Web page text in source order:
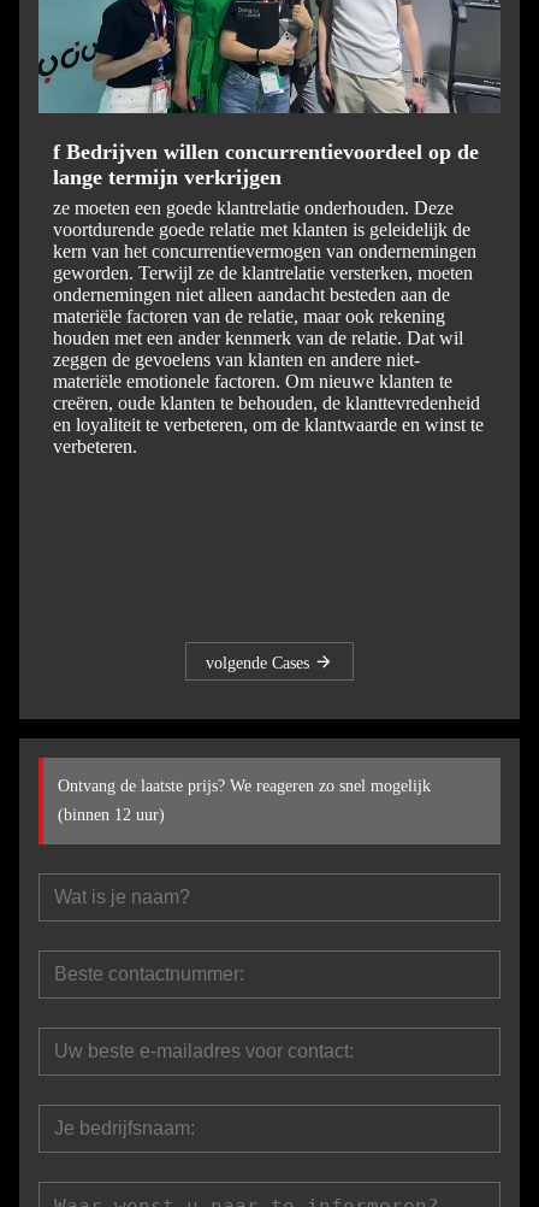
f Bedrijven willen concurrentievoordeel op de
lange termijn verkrijgen
ze moeten een goede klantrelatie onderhouden. Deze
voortdurende goede relatie met klanten is geleidelijk de
kern van het concurrentievermogen van ondernemingen
geworden. Terwijl ze de klantrelatie versterken, moeten
ondernemingen niet alleen aandacht besteden aan de
materiële factoren van de relatie, maar ook rekening
houden met een ander kenmerk van de relatie. Dat wil
zeggen de gevoelens van klanten en andere niet-
materiële emotionele factoren. Om nieuwe klanten te
creëren, oude klanten te behouden, de klanttevredenheid
en loyaliteit te verbeteren, om de klantwaarde en winst te
verbeteren.
volgende Cases
Ontvang de laatste prijs? We reageren zo snel mogelijk
(binnen 12 uur)